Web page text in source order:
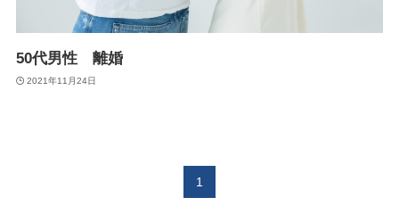
50代男性 離婚
2021年11月24日
1